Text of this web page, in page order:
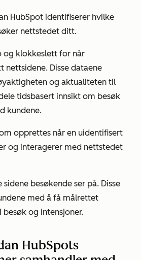
HubSpot identifiserer hvilke
nettstedet ditt.
og klokkeslett for når
nettsidene. Disse dataene
og aktualiteten til
tidsbasert innsikt om besøk
kundene.
opprettes når en uidentifisert
og interagerer med nettstedet
sidene besøkende ser på. Disse
med å få målrettet
besøk og intensjoner.
HubSpots